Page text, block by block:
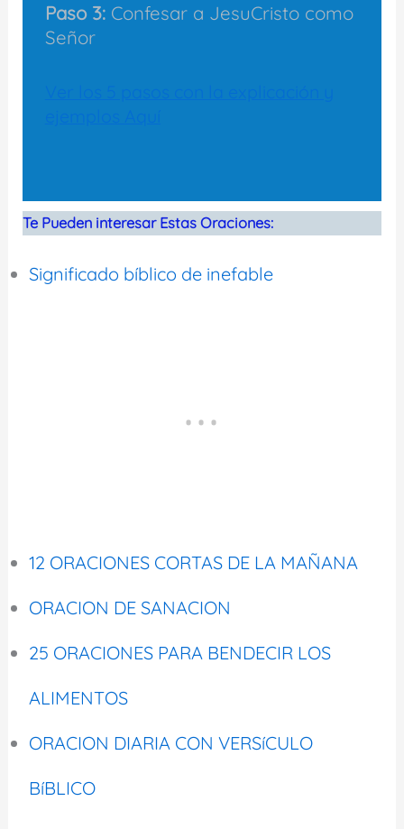
Paso 3: Confesar a JesuCristo como
Señor
Te Pueden interesar Estas Oraciones:
Significado bíblico de inefable
12 ORACIONES CORTAS DE LA MAÑANA
ORACION DE SANACION
25 ORACIONES PARA BENDECIR LOS
ALIMENTOS
ORACION DIARIA CON VERSíCULO
BíBLICO